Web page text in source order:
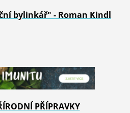
bylinkář" - Roman Kindl
PŘÍPRAVKY